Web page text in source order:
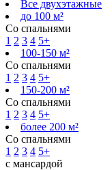
Все двухэтажные
до 100 м²
Со спальнями
1 2 3 4 5+
100-150 м²
Со спальнями
1 2 3 4 5+
150-200 м²
Со спальнями
1 2 3 4 5+
более 200 м²
Со спальнями
1 2 3 4 5+
с мансардой